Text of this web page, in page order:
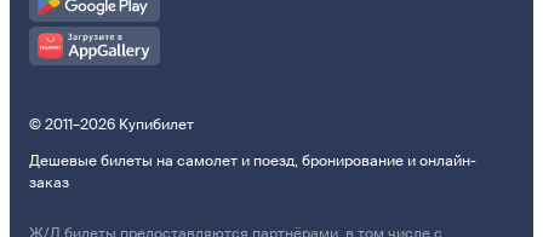
© 2011–2026 Купибилет
Дешевые билеты на самолет и поезд, бронирование и онлайн-
заказ
Ж/Д билеты предоставляются партнёрами, в том числе с